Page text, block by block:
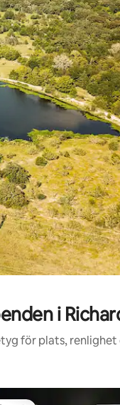
att trycka eller svepa.
i
för plats, renlighet